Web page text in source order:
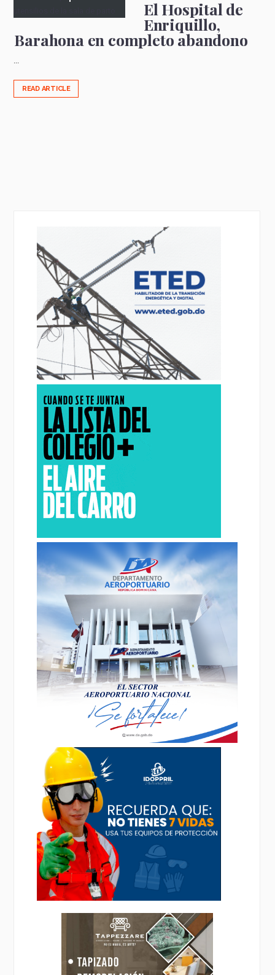
El Hospital de
Enriquillo,
Barahona en completo abandono
READ ARTICLE